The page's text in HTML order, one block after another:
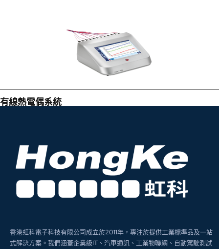
有線熱電偶系統
香港虹科電子科技有限公司成立於2011年，專注於提供工業標準品及一站
式解決方案。我們涵蓋企業級IT、汽車通訊、工業物聯網、自動駕駛測試